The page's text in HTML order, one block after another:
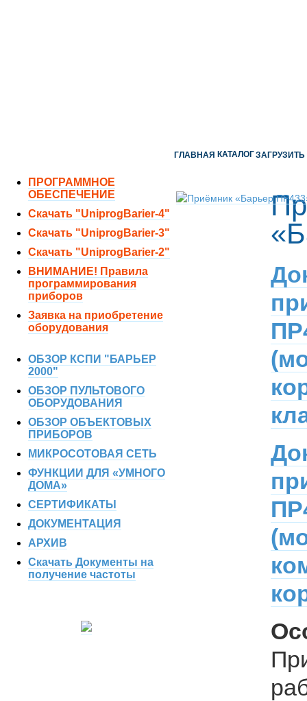
ПРОГРАММНОЕ
ОБЕСПЕЧЕНИЕ
Скачать "UniprogBarier-4"
Скачать "UniprogBarier-3"
Скачать "UniprogBarier-2"
ВНИМАНИЕ! Правила
программирования
приборов
Заявка на приобретение
оборудования
ОБЗОР КСПИ "БАРЬЕР
2000"
ОБЗОР ПУЛЬТОВОГО
ОБОРУДОВАНИЯ
ОБЗОР ОБЪЕКТОВЫХ
ПРИБОРОВ
МИКРОСОТОВАЯ СЕТЬ
ФУНКЦИИ ДЛЯ «УМНОГО
ДОМА»
СЕРТИФИКАТЫ
ДОКУМЕНТАЦИЯ
АРХИВ
Скачать Документы на
получение частоты
ГЛАВНАЯ КАТАЛОГЗАГРУЗИТЬ